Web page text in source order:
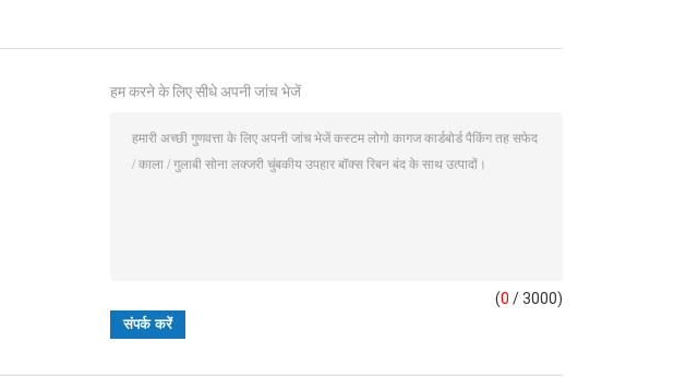
हम करने के लिए सीधे अपनी जांच भेजें
(0 / 3000)